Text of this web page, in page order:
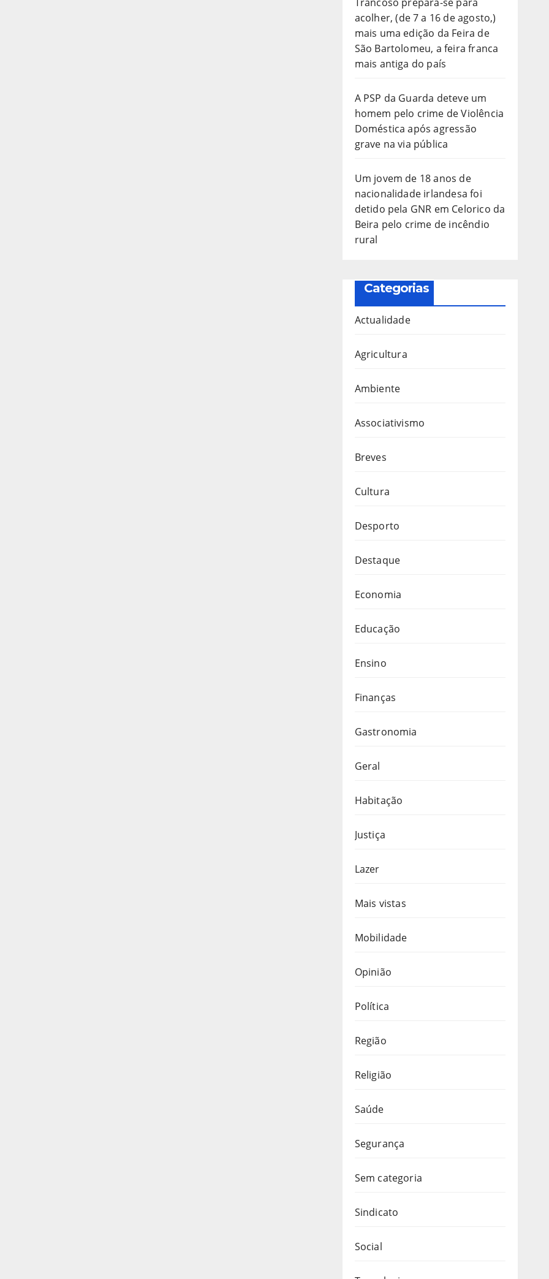
acolher, (de 7 a 16 de agosto,)
mais uma edição da Feira de
São Bartolomeu, a feira franca
mais antiga do país
A PSP da Guarda deteve um
homem pelo crime de Violência
Doméstica após agressão
grave na via pública
Um jovem de 18 anos de
nacionalidade irlandesa foi
detido pela GNR em Celorico da
Beira pelo crime de incêndio
rural
Categorias
Actualidade
Agricultura
Ambiente
Associativismo
Breves
Cultura
Desporto
Destaque
Economia
Educação
Ensino
Finanças
Gastronomia
Geral
Habitação
Justiça
Lazer
Mais vistas
Mobilidade
Opinião
Política
Região
Religião
Saúde
Segurança
Sem categoria
Sindicato
Social